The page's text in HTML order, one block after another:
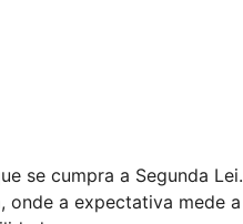
se cumpra a Segunda Lei.
onde a expectativa mede a